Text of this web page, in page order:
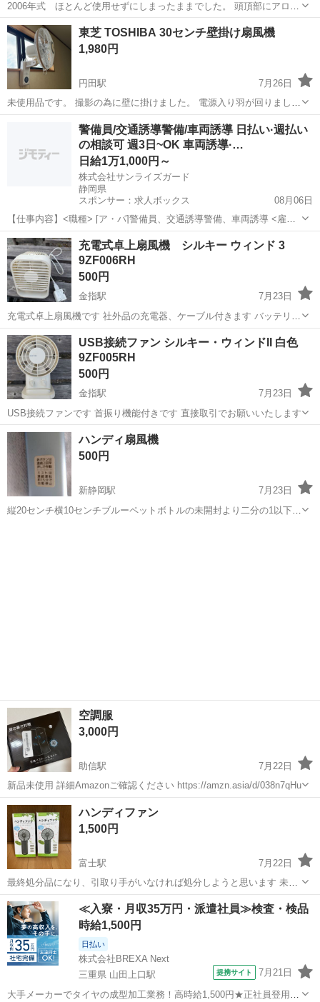
2006年式 ほとんど使用せずにしまったままでした。 頭頂部にアロマ
を入れる機構が有ります。スポンジなとは無いので適当なスポンジを
サイズ合わせて切って入れたらアロマの香りも楽しめそうです。 ノー
クレーム、ノーリターン
静岡 周智郡 円田駅
東芝 TOSHIBA 30センチ壁掛け扇風機
1,980円
円田駅
7月26日
未使用品です。 撮影の為に壁に掛けました。 電源入り羽が回りまし
た。 金具は純正ではなく、前回使用していた金具を流用しています。
ポータブル電源を持って行きますので、その場で動作確認して頂けま
す！ ノークレーム、ノーリターン
周智郡 円田駅 季節、空調家電 東芝
警備員/交通誘導警備/車両誘導 日払い·週払い
の相談可 週3日~OK 車両誘導·…
日給1万1,000円～
株式会社サンライズガード
静岡県
スポンサー：求人ボックス
08月06日
【仕事内容】<職種> [ア・パ]警備員、交通誘導警備、車両誘導 <雇用
形態> アルバイト・パート <給与> [ア・パ]日給11,000円～ 交通費:一
部支給 規定あり 入社祝い金 5万円支給!/ 友人紹介料 5万円支給!/ 規定
あ...
アルバイト・パート
充電式卓上扇風機 シルキー ウィンド 3
9ZF006RH
500円
金指駅
7月23日
充電式卓上扇風機です 社外品の充電器、ケーブル付きます バッテリー
消耗してるかもしれません (実測4時間稼働) USB電源での利用と、充
電機能を追加 二枚羽仕様 大小の風力切替式
静岡 浜松市 金指駅 季節、空調家電 充電器
USB接続ファン シルキー・ウィンドII 白色
9ZF005RH
500円
金指駅
7月23日
USB接続ファンです 首振り機能付きです 直接取引でお願いいたします
静岡 浜松市 金指駅 季節、空調家電
ハンディ扇風機
500円
新静岡駅
7月23日
縦20センチ横10センチブルーペットボトルの未開封より二分の1以下で
空調服
3,000円
助信駅
7月22日
新品未使用 詳細Amazonご確認ください https://amzn.asia/d/038n7qHu
静岡 浜松市 助信駅
ハンディファン
1,500円
富士駅
7月22日
最終処分品になり、引取り手がいなければ処分しようと思います 未使
用です 他にも出品しているので覗いてみて下さい ドタキャン、一方的
にメッセージを送る方がいる為、定型分のメッセージには返信しない
場合があります 単品売り...
静岡 富士市 富士駅 季節、空調家電 グッズ
≪入寮・月収35万円・派遣社員≫検査・検品
時給1,500円
日払い
株式会社BREXA Next
三重県 山田上口駅
提携サイト 7月21日
大手メーカーでタイヤの成型加工業務！高時給1,500円★正社員登用制